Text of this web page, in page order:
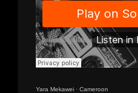
Yara Mekawei · Cameroon